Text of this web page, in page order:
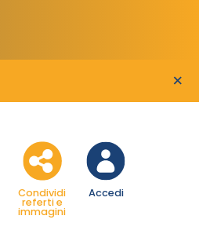
×
Condividi
referti e
immagini
Accedi